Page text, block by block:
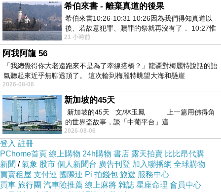
希伯來書 - 離棄真道的後果
希伯來書10:26-10:31 10:26因為我們得知真道以
後、若故意犯罪、贖罪的祭就再沒有了． 10:27惟
有戰懼等候審判和那燒滅眾敵人的烈火
21 小時前
阿我阿龍 56
「我總覺得你大老遠跑來不是為了牽線搭橋？」龍疆對梅麗特說話的語
氣聽起來近乎無聊透頂了。 這次輪到梅麗特眺望大海和懸崖
2026-08-06
新加坡的45天
新加坡的45天 文/林玉鳳 上一篇用佛得角
的世界盃故事，談「中葡平台」這
2026-08-06
登入 註冊
PChome首頁 線上購物 24h購物 書店 露天拍賣 比比昂代購
新聞 /氣象 股市 個人新聞台 廣告刊登 加入聯播網 全球購物
買賣租屋 支付連 國際連 Pi 拍錢包 旅遊 服務中心
買車 旅行團 汽車險推薦 線上麻將 雜誌 星座命理 會員中心